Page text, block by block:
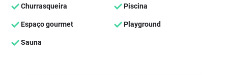
Churrasqueira Piscina
Espaço gourmet Playground
Sauna